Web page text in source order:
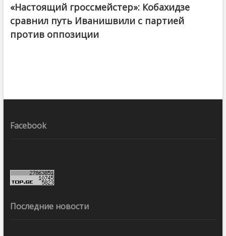
@ქართული ოცნება / Georgian Dream
«Настоящий гроссмейстер»: Кобахидзе
сравнил путь Иванишвили с партией
против оппозиции
Facebook
Последние новости